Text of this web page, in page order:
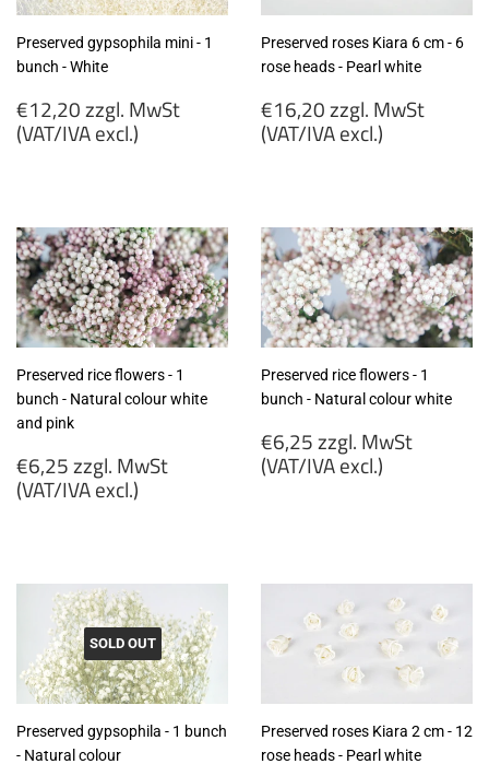
Preserved gypsophila mini - 1
bunch - White
Regular
price
€12,20 zzgl. MwSt
(VAT/IVA excl.)
MwSt
(VAT/IVA
excl.)
Preserved roses Kiara 6 cm - 6
rose heads - Pearl white
Regular
price
€16,20 zzgl. MwSt
(VAT/IVA excl.)
MwSt
(VAT/IVA
excl.)
Preserved rice flowers - 1
bunch - Natural colour white
and pink
Regular
price
€6,25 zzgl. MwSt
(VAT/IVA excl.)
MwSt
(VAT/IVA
excl.)
Preserved rice flowers - 1
bunch - Natural colour white
Regular
price
€6,25 zzgl. MwSt
(VAT/IVA excl.)
(VAT/IVA
SOLD OUT
Preserved gypsophila - 1 bunch
- Natural colour
Preserved roses Kiara 2 cm - 12
rose heads - Pearl white